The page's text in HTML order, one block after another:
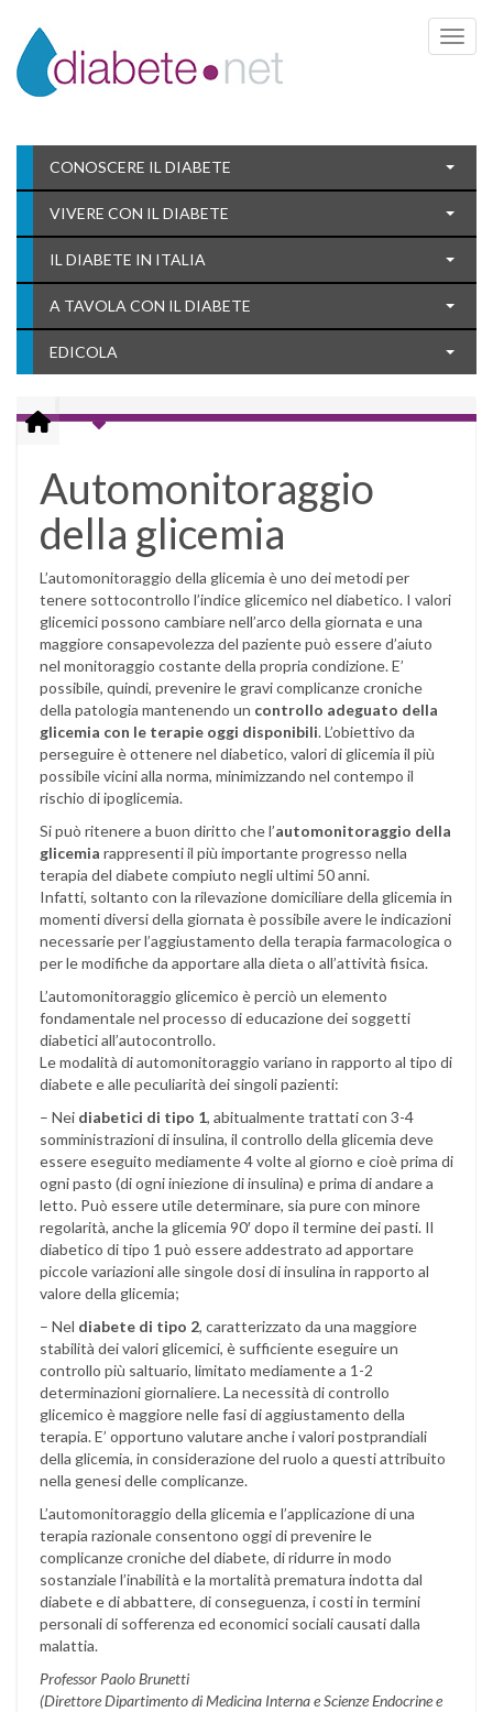
Toggle
CONOSCERE IL DIABETE
VIVERE CON IL DIABETE
IL DIABETE IN ITALIA
A TAVOLA CON IL DIABETE
EDICOLA
Automonitoraggio
della glicemia
L’automonitoraggio della glicemia è uno dei metodi per
tenere sottocontrollo l’indice glicemico nel diabetico. I valori
glicemici possono cambiare nell’arco della giornata e una
maggiore consapevolezza del paziente può essere d’aiuto
nel monitoraggio costante della propria condizione. E’
possibile, quindi, prevenire le gravi complicanze croniche
della patologia mantenendo un controllo adeguato della
glicemia con le terapie oggi disponibili. L’obiettivo da
perseguire è ottenere nel diabetico, valori di glicemia il più
possibile vicini alla norma, minimizzando nel contempo il
rischio di ipoglicemia.
Si può ritenere a buon diritto che l’automonitoraggio della
glicemia rappresenti il più importante progresso nella
terapia del diabete compiuto negli ultimi 50 anni.
Infatti, soltanto con la rilevazione domiciliare della glicemia in
momenti diversi della giornata è possibile avere le indicazioni
necessarie per l’aggiustamento della terapia farmacologica o
per le modifiche da apportare alla dieta o all’attività fisica.
L’automonitoraggio glicemico è perciò un elemento
fondamentale nel processo di educazione dei soggetti
diabetici all’autocontrollo.
Le modalità di automonitoraggio variano in rapporto al tipo di
diabete e alle peculiarità dei singoli pazienti:
– Nei diabetici di tipo 1, abitualmente trattati con 3-4
somministrazioni di insulina, il controllo della glicemia deve
essere eseguito mediamente 4 volte al giorno e cioè prima di
ogni pasto (di ogni iniezione di insulina) e prima di andare a
letto. Può essere utile determinare, sia pure con minore
regolarità, anche la glicemia 90′ dopo il termine dei pasti. Il
diabetico di tipo 1 può essere addestrato ad apportare
piccole variazioni alle singole dosi di insulina in rapporto al
valore della glicemia;
– Nel diabete di tipo 2, caratterizzato da una maggiore
stabilità dei valori glicemici, è sufficiente eseguire un
controllo più saltuario, limitato mediamente a 1-2
determinazioni giornaliere. La necessità di controllo
glicemico è maggiore nelle fasi di aggiustamento della
terapia. E’ opportuno valutare anche i valori postprandiali
della glicemia, in considerazione del ruolo a questi attribuito
nella genesi delle complicanze.
L’automonitoraggio della glicemia e l’applicazione di una
terapia razionale consentono oggi di prevenire le
complicanze croniche del diabete, di ridurre in modo
sostanziale l’inabilità e la mortalità prematura indotta dal
diabete e di abbattere, di conseguenza, i costi in termini
personali di sofferenza ed economici sociali causati dalla
malattia.
Professor Paolo Brunetti
(Direttore Dipartimento di Medicina Interna e Scienze Endocrine e